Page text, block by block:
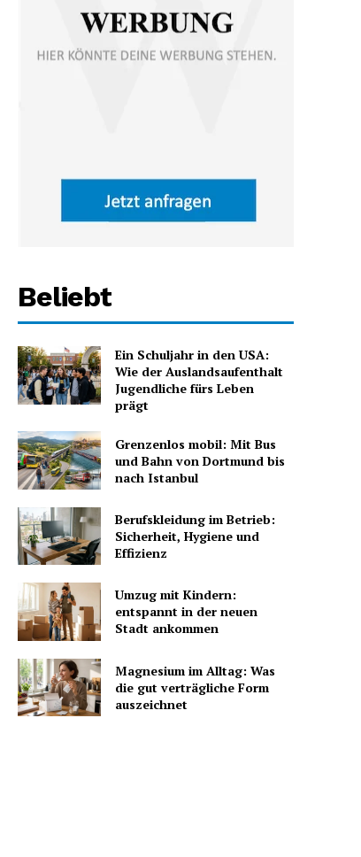
Beliebt
Ein Schuljahr in den USA:
Wie der Auslandsaufenthalt
Jugendliche fürs Leben
prägt
Grenzenlos mobil: Mit Bus
und Bahn von Dortmund bis
nach Istanbul
Berufskleidung im Betrieb:
Sicherheit, Hygiene und
Effizienz
Umzug mit Kindern:
entspannt in der neuen
Stadt ankommen
Magnesium im Alltag: Was
die gut verträgliche Form
auszeichnet